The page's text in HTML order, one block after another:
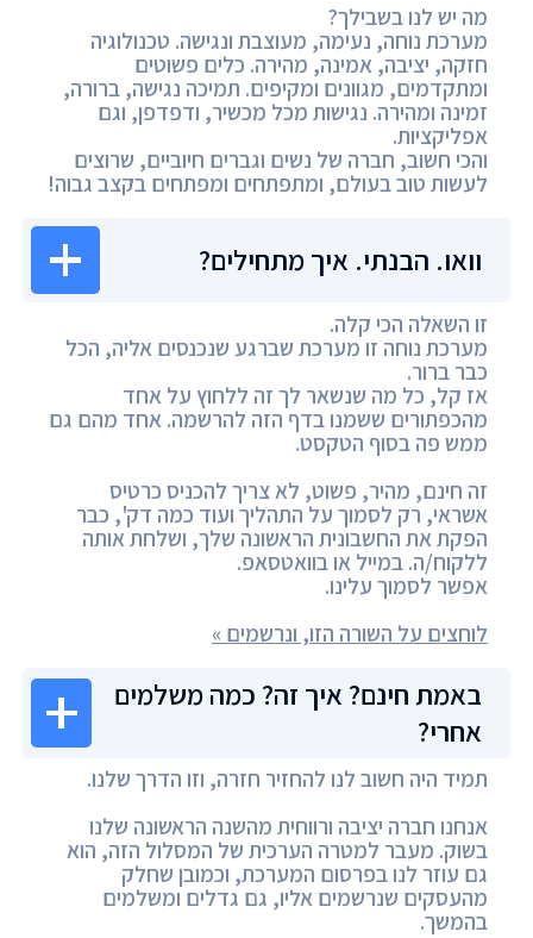
מה יש לנו בשבילך?
מערכת נוחה, נעימה, מעוצבת ונגישה. טכנולוגיה
חזקה, יציבה, אמינה, מהירה. כלים פשוטים
ומתקדמים, מגוונים ומקיפים. תמיכה נגישה, ברורה,
זמינה ומהירה. נגישות מכל מכשיר, ודפדפן, וגם
אפליקציות.
והכי חשוב, חברה של נשים וגברים חיוביים, שרוצים
לעשות טוב בעולם, ומתפתחים ומפתחים בקצב גבוה!
וואו. הבנתי. איך מתחילים?
זו השאלה הכי קלה.
מערכת נוחה זו מערכת שברגע שנכנסים אליה, הכל
כבר ברור.
אז קל, כל מה שנשאר לך זה ללחוץ על אחד
מהכפתורים ששמנו בדף הזה להרשמה. אחד מהם גם
ממש פה בסוף הטקסט.
זה חינם, מהיר, פשוט, לא צריך להכניס כרטיס
אשראי, רק לסמוך על התהליך ועוד כמה דק', כבר
הפקת את החשבונית הראשונה שלך, ושלחת אותה
ללקוח/ה. במייל או בוואטסאפ.
אפשר לסמוך עלינו.
לוחצים על השורה הזו, ונרשמים »
באמת חינם? איך זה? כמה משלמים
אחרי?
תמיד היה חשוב לנו להחזיר חזרה, וזו הדרך שלנו.
אנחנו חברה יציבה ורווחית מהשנה הראשונה שלנו
בשוק. מעבר למטרה הערכית של המסלול הזה, הוא
גם עוזר לנו בפרסום המערכת, וכמובן שחלק
מהעסקים שנרשמים אליו, גם גדלים ומשלמים
בהמשך.